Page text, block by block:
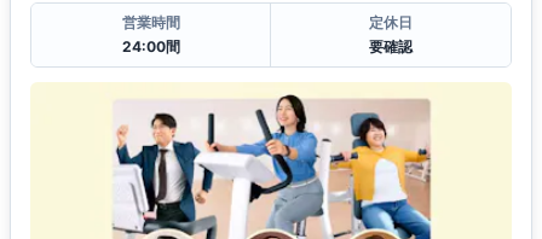
営業時間
24:00間
定休日
要確認